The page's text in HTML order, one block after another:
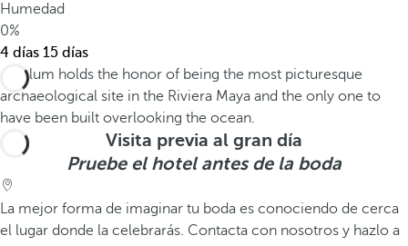
Humedad
0%
4 días 15 días
Visita previa al gran día
Pruebe el hotel antes de la boda
La mejor forma de imaginar tu boda es conociendo de cerca
el lugar donde la celebrarás. Contacta con nosotros y hazlo a